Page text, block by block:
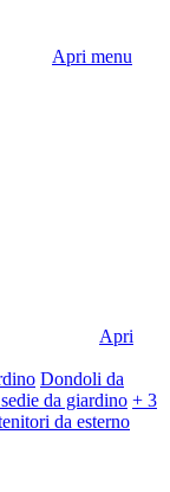
Apri menu
Apri
Dondoli da
da giardino + 3
da esterno